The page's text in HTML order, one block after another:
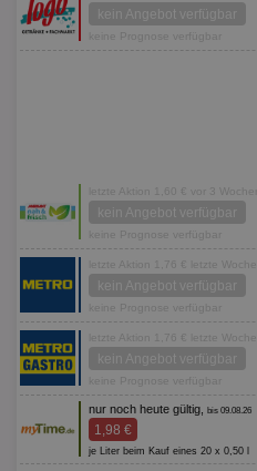
kein Angebot verfügbar
keine Prognose verfügbar
letzte Aktion 1,60 € vor 3 Wochen
kein Angebot verfügbar
keine Prognose verfügbar
letzte Aktion 1,76 € letzte Woche
kein Angebot verfügbar
keine Prognose verfügbar
letzte Aktion 1,76 € letzte Woche
kein Angebot verfügbar
keine Prognose verfügbar
nur noch heute gültig, bis 09.08.26
1,98 €
je Liter beim Kauf eines 20 x 0,50 l